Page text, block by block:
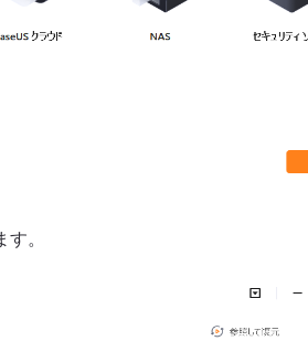
。